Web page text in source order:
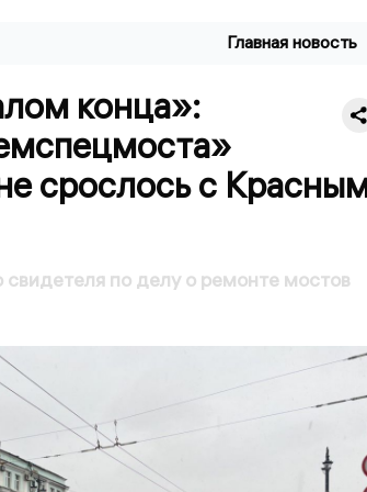
Главная новость
конца»:
срослось с
по делу о ремонте мостов